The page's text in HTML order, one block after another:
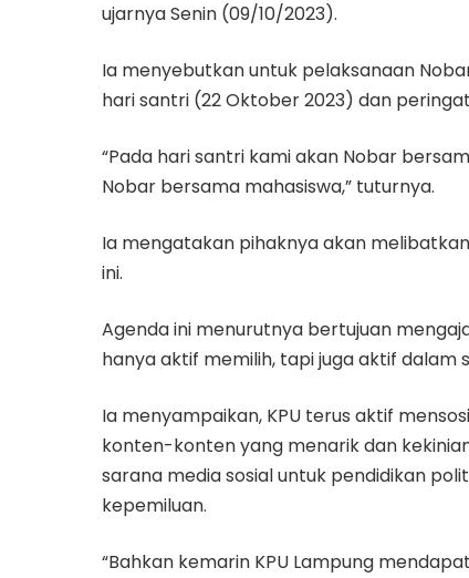
ujarnya Senin (09/10/2023).
Ia menyebutkan untuk pelaksanaan
hari santri (22 Oktober 2023) dan
“Pada hari santri kami akan Nobar
Nobar bersama mahasiswa,” tuturnya.
Ia mengatakan pihaknya akan
ini.
Agenda ini menurutnya bertujuan
hanya aktif memilih, tapi juga aktif dalam
Ia menyampaikan, KPU terus aktif
konten-konten yang menarik dan
sarana media sosial untuk pendidikan
kepemiluan.
“Bahkan kemarin KPU Lampung